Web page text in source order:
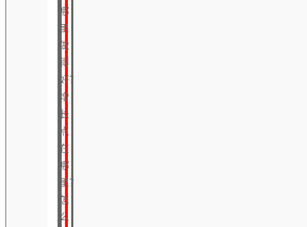
哪
里
做
得
好？
增
长
点
在
哪
里？
怎
么